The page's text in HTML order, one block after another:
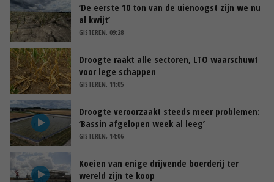
‘De eerste 10 ton van de uienoogst zijn we nu
al kwijt’
GISTEREN, 09:28
Droogte raakt alle sectoren, LTO waarschuwt
voor lege schappen
GISTEREN, 11:05
Droogte veroorzaakt steeds meer problemen:
‘Bassin afgelopen week al leeg’
GISTEREN, 14:06
Koeien van enige drijvende boerderij ter
wereld zijn te koop